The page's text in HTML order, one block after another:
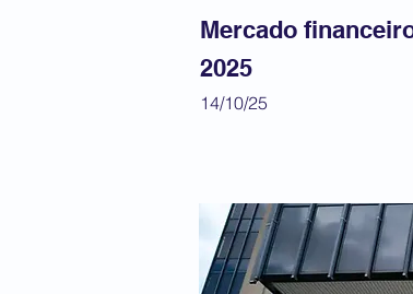
Mercado
2025
14/10/25